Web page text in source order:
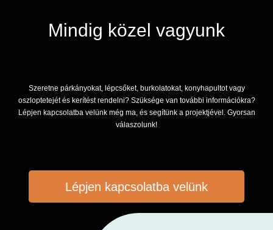
Mindig közel vagyunk
Szeretne párkányokat, lépcsőket, burkolatokat, konyhapultot vagy
oszloptetejét és kerítést rendelni? Szüksége van további információkra?
Lépjen kapcsolatba velünk még ma, és segítünk a projektjével. Gyorsan
válaszolunk!
Lépjen kapcsolatba velünk